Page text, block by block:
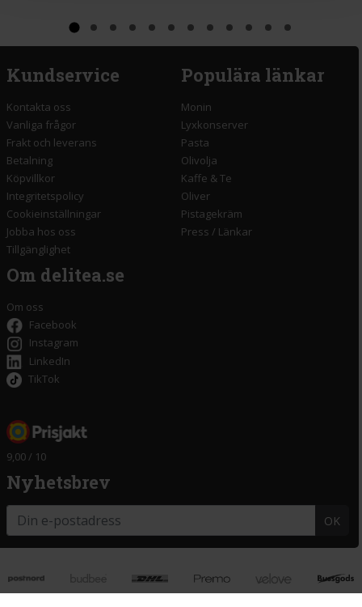
Kundservice
Kontakta oss
Vanliga frågor
Frakt och leverans
Betalning
Köpvillkor
Integritetspolicy
Cookieinställningar
Jobba hos oss
Tillgänglighet
Populära länkar
Monin
Lyxkonserver
Pasta
Olivolja
Kaffe & Te
Oliver
Pistagekräm
Press / Länkar
Om delitea.se
Om oss
Facebook
Instagram
LinkedIn
TikTok
9,00 / 10
Nyhetsbrev
OK